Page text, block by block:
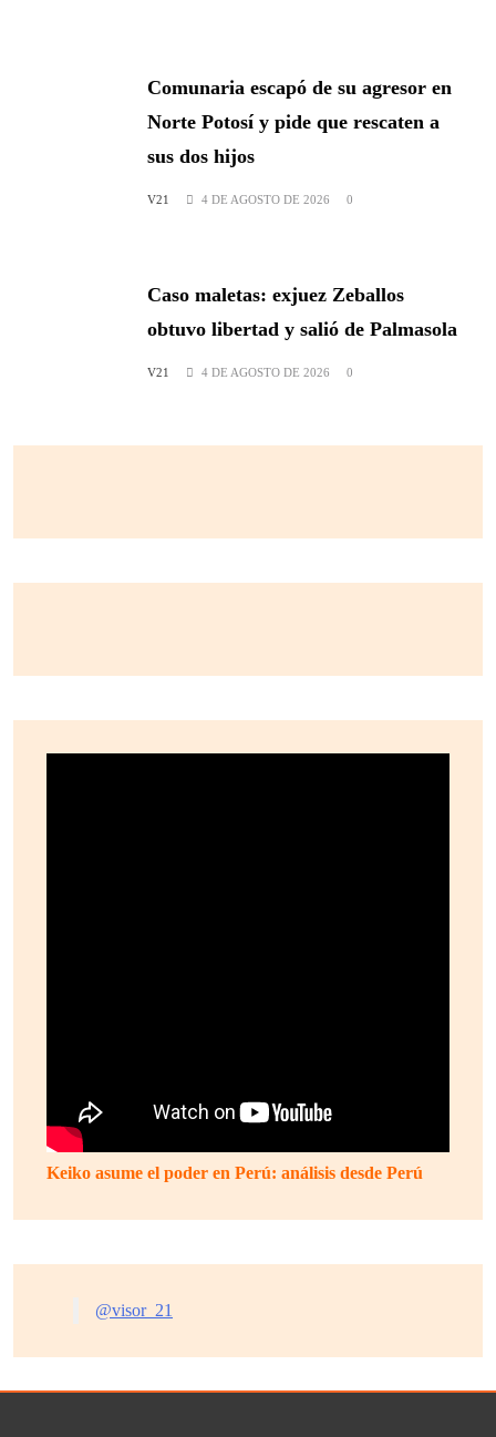
Comunaria escapó de su agresor en
Norte Potosí y pide que rescaten a
sus dos hijos
V21 4 DE AGOSTO DE 2026 0
Caso maletas: exjuez Zeballos
obtuvo libertad y salió de Palmasola
V21 4 DE AGOSTO DE 2026 0
Keiko asume el poder en Perú: análisis desde Perú
@visor_21